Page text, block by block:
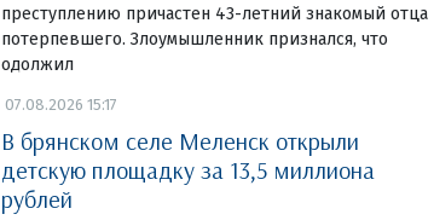
преступлению причастен 43-летний знакомый отца
потерпевшего. Злоумышленник признался, что
одолжил
07.08.2026 15:17
В брянском селе Меленск открыли
детскую площадку за 13,5 миллиона
рублей